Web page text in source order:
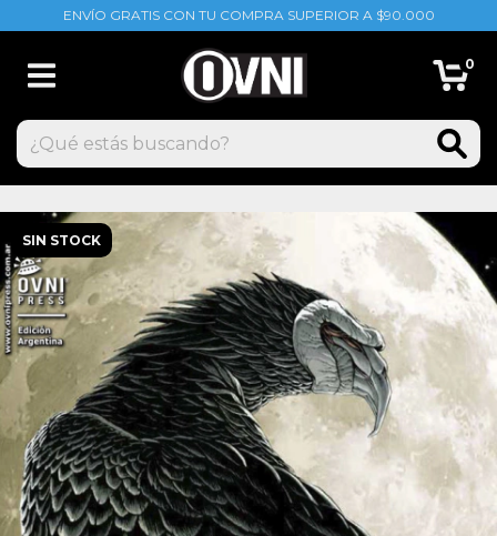
ENVÍO GRATIS CON TU COMPRA SUPERIOR A $90.000
0
SIN STOCK